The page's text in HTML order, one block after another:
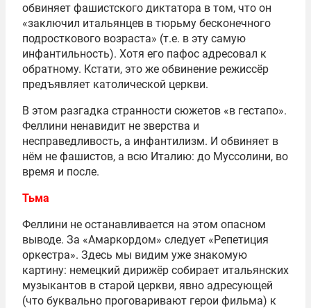
обвиняет фашистского диктатора в том, что он
«заключил итальянцев в тюрьму бесконечного
подросткового возраста» (т.е. в эту самую
инфантильность). Хотя его пафос адресовал к
обратному. Кстати, это же обвинение режиссёр
предъявляет католической церкви.
В этом разгадка странности сюжетов «в гестапо».
Феллини ненавидит не зверства и
несправедливость, а инфантилизм. И обвиняет в
нём не фашистов, а всю Италию: до Муссолини, во
время и после.
Тьма
Феллини не останавливается на этом опасном
выводе. За «Амаркордом» следует «Репетиция
оркестра». Здесь мы видим уже знакомую
картину: немецкий дирижёр собирает итальянских
музыкантов в старой церкви, явно адресующей
(что буквально проговаривают герои фильма) к